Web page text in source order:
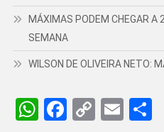
MÁXIMAS PODEM CHEGAR A
SEMANA
WILSON DE OLIVEIRA NETO:
WhatsApp
Facebook
CopyEmail